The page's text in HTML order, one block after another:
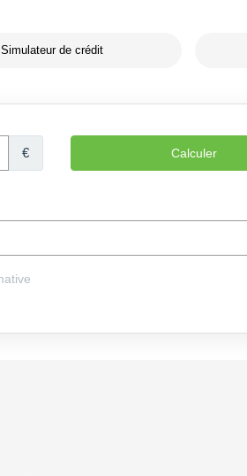
Simulateur de crédit